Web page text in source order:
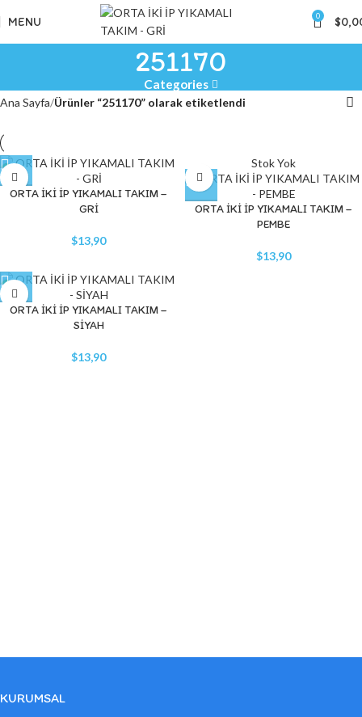
MENU 0 $
251170
Categories
Ana Sayfa Ürünler “251170” olarak etiketlendi
ORTA İKİ İP YIKAMALI TAKIM –
GRİ
$13,90
Stok Yok
ORTA İKİ İP YIKAMALI TAKIM –
PEMBE
$13,90
ORTA İKİ İP YIKAMALI TAKIM –
SİYAH
$13,90
KURUMSAL